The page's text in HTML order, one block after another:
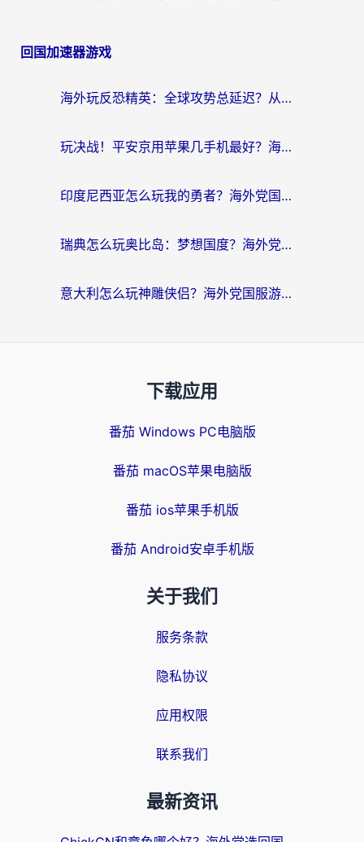
回国加速器游戏
海外玩反恐精英：全球攻势总延迟？从瑞典玩神武4到外国玩黎明觉醒，选对加速器才是关键！
玩决战！平安京用苹果几手机最好？海外党必看的设备+加速器双攻略
印度尼西亚怎么玩我的勇者？海外党国服游戏加速避坑指南（附实况五行师解决方案）
瑞典怎么玩奥比岛：梦想国度？海外党亲测有效的国服游戏加速全攻略
意大利怎么玩神雕侠侣？海外党国服游戏加速终极指南（附欧洲玩王者王国保卫战4不卡技巧）
下载应用
番茄 Windows PC电脑版
番茄 macOS苹果电脑版
番茄 ios苹果手机版
番茄 Android安卓手机版
关于我们
服务条款
隐私协议
应用权限
联系我们
最新资讯